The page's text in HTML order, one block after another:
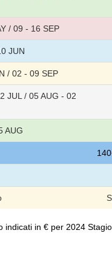
/ 09 - 16 SEP
JUN
/ 02 - 09 SEP
JUL / 05 AUG - 02
AUG
indicati in € per 2024